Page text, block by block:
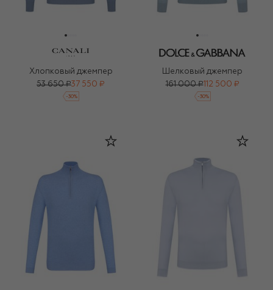
Хлопковый джемпер
53 650 ₽37 550 ₽
-30%
Шелковый джемпер
161 000 ₽112 500 ₽
-30%